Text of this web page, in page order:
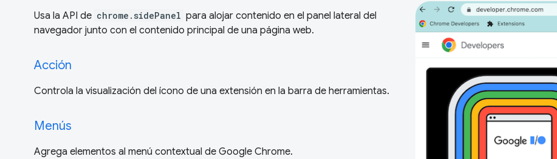
Usa la API de chrome.sidePanel para alojar contenido en el panel lateral del
navegador junto con el contenido principal de una página web.
Acción
Controla la visualización del ícono de una extensión en la barra de herramientas.
Menús
Agrega elementos al menú contextual de Google Chrome.